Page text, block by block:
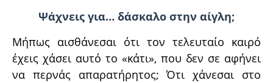
Ψάχνεις για… δάσκαλο στην αίγλη;
Μήπως αισθάνεσαι ότι τον τελευταίο καιρό
έχεις χάσει αυτό το «κάτι», που δεν σε αφήνει
να περνάς απαρατήρητος; Ότι χάνεσαι στο